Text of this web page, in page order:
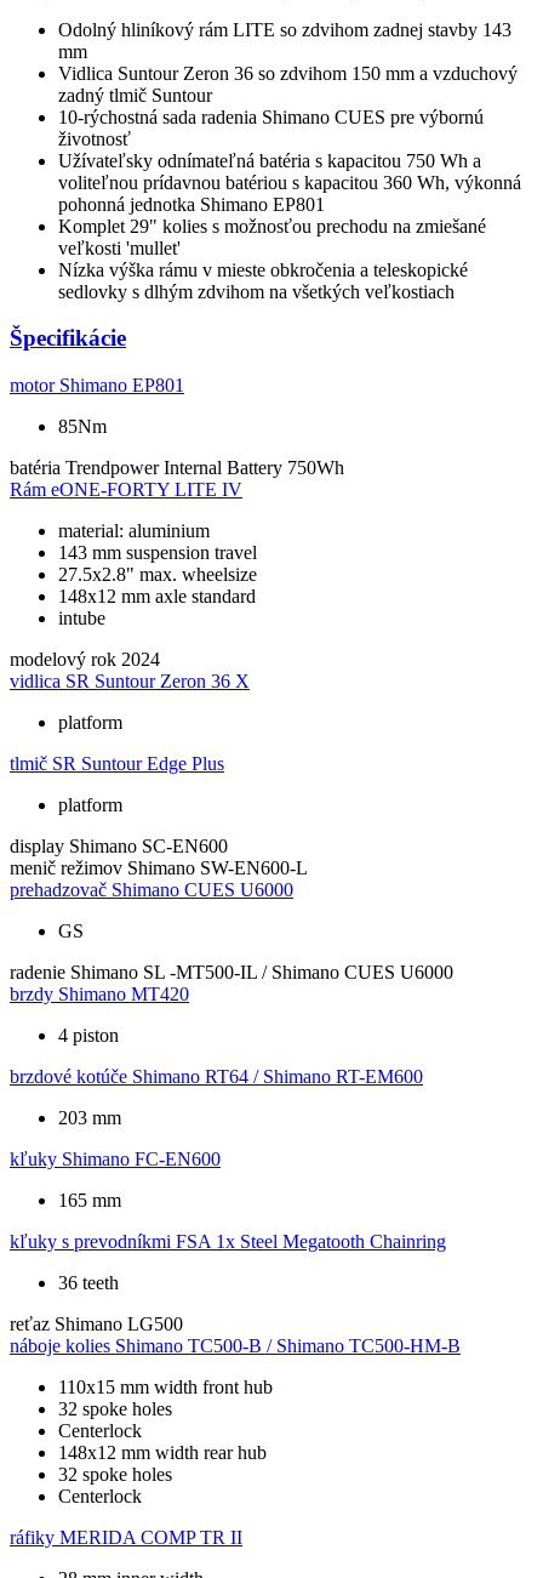
Odolný hliníkový rám LITE so zdvihom zadnej stavby 143
mm
Vidlica Suntour Zeron 36 so zdvihom 150 mm a vzduchový
zadný tlmič Suntour
10-rýchostná sada radenia Shimano CUES pre výbornú
životnosť
Užívateľsky odnímateľná batéria s kapacitou 750 Wh a
voliteľnou prídavnou batériou s kapacitou 360 Wh, výkonná
pohonná jednotka Shimano EP801
Komplet 29" kolies s možnosťou prechodu na zmiešané
veľkosti 'mullet'
Nízka výška rámu v mieste obkročenia a teleskopické
sedlovky s dlhým zdvihom na všetkých veľkostiach
Špecifikácie
motor Shimano EP801
85Nm
batéria Trendpower Internal Battery 750Wh
Rám eONE-FORTY LITE IV
material: aluminium
143 mm suspension travel
27.5x2.8" max. wheelsize
148x12 mm axle standard
intube
modelový rok 2024
vidlica SR Suntour Zeron 36 X
platform
tlmič SR Suntour Edge Plus
platform
display Shimano SC-EN600
menič režimov Shimano SW-EN600-L
prehadzovač Shimano CUES U6000
GS
radenie Shimano SL -MT500-IL / Shimano CUES U6000
brzdy Shimano MT420
4 piston
brzdové kotúče Shimano RT64 / Shimano RT-EM600
203 mm
kľuky Shimano FC-EN600
165 mm
kľuky s prevodníkmi FSA 1x Steel Megatooth Chainring
36 teeth
reťaz Shimano LG500
náboje kolies Shimano TC500-B / Shimano TC500-HM-B
110x15 mm width front hub
32 spoke holes
Centerlock
148x12 mm width rear hub
32 spoke holes
Centerlock
ráfiky MERIDA COMP TR II